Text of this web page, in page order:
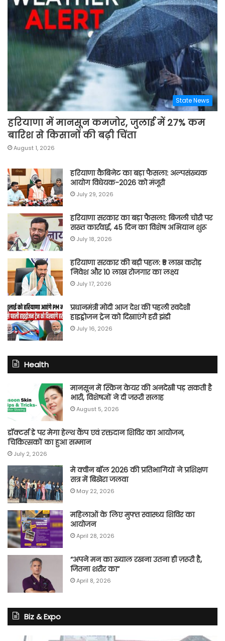
State News
हरियाणा में मानसून कमजोर, जुलाई में 27% कम
बारिश से किसानों की बढ़ी चिंता
August 1, 2026
हरियाणा कैबिनेट का बड़ा फैसला: अल्पसंख्यक
आयोग विधेयक-2026 को मंजूरी
July 29, 2026
हरियाणा सरकार का बड़ा फैसला: बिजली चोरी पर
सख्त कार्रवाई, 45 दिन का विशेष अभियान शुरू
July 18, 2026
हरियाणा सरकार की बड़ी पहल: ₹5 लाख करोड़
निवेश और 10 लाख रोजगार का लक्ष्य
July 17, 2026
प्रधानमंत्री मोदी आज देश की पहली स्वदेशी
हाइड्रोजन ट्रेन को दिखाएंगे हरी झंडी
July 16, 2026
Health
मानसून में स्किन केयर की अनदेखी पड़ सकती है
भारी, विशेषज्ञों ने दी जरूरी सलाह
August 5, 2026
डॉक्टर्स डे पर मेगा हेल्थ कैंप एवं रक्तदान शिविर का आयोजन,
चिकित्सकों का हुआ सम्मान
July 2, 2026
मे क्वीन बॉल 2026 की प्रतिभागियों ने प्रशिक्षण
सत्र में बिखेरा जलवा
May 22, 2026
महिलाओं के लिए मुफ्त स्वास्थ्य शिविर का
आयोजन
April 28, 2026
“अपने मन का ख्याल रखना उतना ही ज़रूरी है,
जितना शरीर का”
April 8, 2026
Biz & Expo